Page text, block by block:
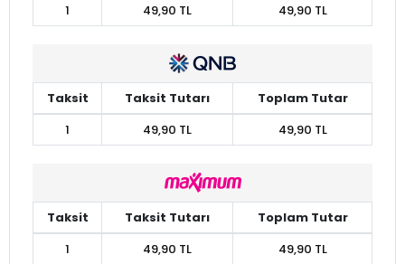
1
49,90 TL 49,90 TL
Taksit Taksit Tutarı
Toplam Tutar
1
49,90 TL 49,90 TL
Taksit Taksit Tutarı
Toplam Tutar
1
49,90 TL 49,90 TL